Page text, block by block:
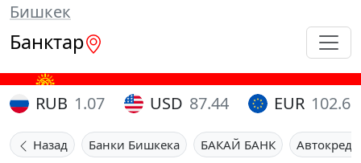
Бишкек
Банктар
RUB 1.07 USD 87.44 EUR 102.65
Назад Банки Бишкека БАКАЙ БАНК